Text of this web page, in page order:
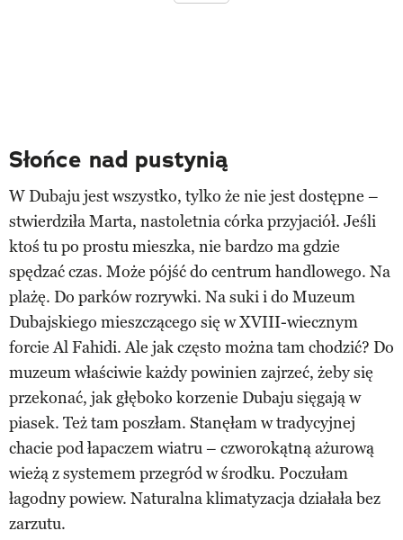
Słońce nad pustynią
W Dubaju jest wszystko, tylko że nie jest dostępne –
stwierdziła Marta, nastoletnia córka przyjaciół. Jeśli
ktoś tu po prostu mieszka, nie bardzo ma gdzie
spędzać czas. Może pójść do centrum handlowego. Na
plażę. Do parków rozrywki. Na suki i do Muzeum
Dubajskiego mieszczącego się w XVIII-wiecznym
forcie Al Fahidi. Ale jak często można tam chodzić? Do
muzeum właściwie każdy powinien zajrzeć, żeby się
przekonać, jak głęboko korzenie Dubaju sięgają w
piasek. Też tam poszłam. Stanęłam w tradycyjnej
chacie pod łapaczem wiatru – czworokątną ażurową
wieżą z systemem przegród w środku. Poczułam
łagodny powiew. Naturalna klimatyzacja działała bez
zarzutu.